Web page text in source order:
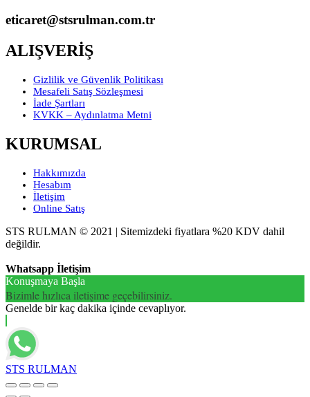
eticaret@stsrulman.com.tr
ALIŞVERİŞ
Gizlilik ve Güvenlik Politikası
Mesafeli Satış Sözleşmesi
İade Şartları
KVKK – Aydınlatma Metni
KURUMSAL
Hakkımızda
Hesabım
İletişim
Online Satış
STS RULMAN © 2021 | Sitemizdeki fiyatlara %20 KDV dahil
değildir.
Whatsapp İletişim
Konuşmaya Başla
Bizimle hızlıca iletişime geçebilirsiniz.
Genelde bir kaç dakika içinde cevaplıyor.
STS RULMAN